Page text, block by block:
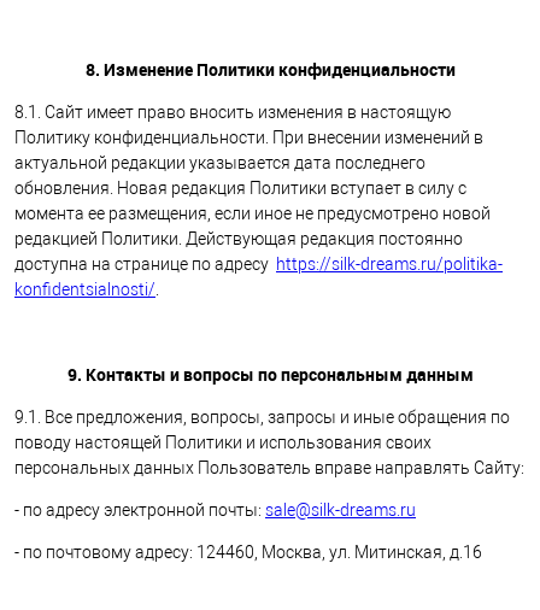
8. Изменение Политики конфиденциальности
8.1. Сайт имеет право вносить изменения в настоящую
Политику конфиденциальности. При внесении изменений в
актуальной редакции указывается дата последнего
обновления. Новая редакция Политики вступает в силу с
момента ее размещения, если иное не предусмотрено новой
редакцией Политики. Действующая редакция постоянно
доступна на странице по адресу https://silk-dreams.ru/politika-
konfidentsialnosti/
9. Контакты и вопросы по персональным данным
9.1. Все предложения, вопросы, запросы и иные обращения по
поводу настоящей Политики и использования своих
персональных данных Пользователь вправе направлять Сайту:
- по адресу электронной почты: sale@silk-dreams.ru
- по почтовому адресу: 124460, Москва, ул. Митинская, д.16